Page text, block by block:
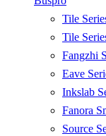
Tile
Tile
Fangzhi
Eave
Inkslab
Fanora
Source